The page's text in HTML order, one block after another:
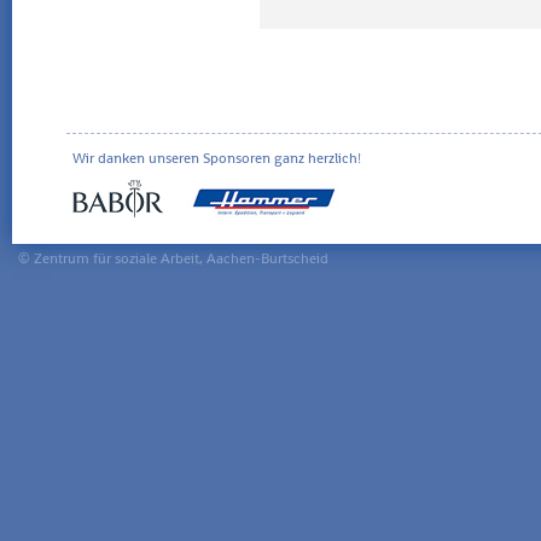
Wir danken unseren Sponsoren ganz herzlich!
© Zentrum für soziale Arbeit, Aachen-Burtscheid